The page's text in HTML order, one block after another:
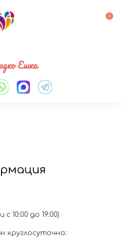
083 33 05 0
Ешка
с 10:00 до 19:00)
круглосуточно: